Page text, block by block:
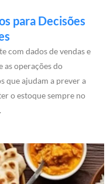
para Decisões
com dados de vendas e
operações do
que ajudam a prever a
o estoque sempre no